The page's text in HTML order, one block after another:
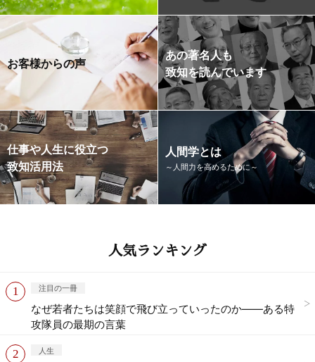
お客様からの声
あの著名人も
致知を読んでいます
仕事や人生に役立つ
致知活用法
人間学とは
～人間力を高めるために～
人気ランキング
注目の一冊
なぜ若者たちは笑顔で飛び立っていったのか——ある特
攻隊員の最期の言葉
人生